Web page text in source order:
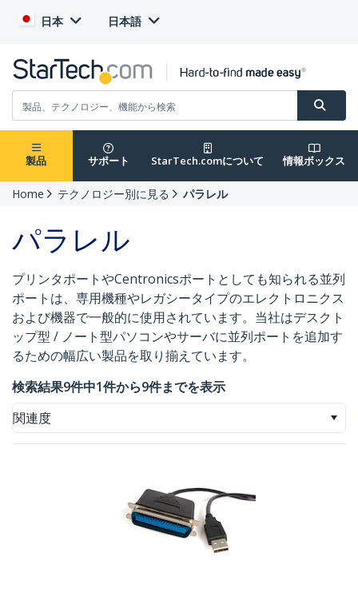
日本 日本語
製品 サポート StarTech.comについて 情報ボックス
Home テクノロジー別に見る パラレル
パラレル
プリンタポートやCentronicsポートとしても知られる並列
ポートは、専用機種やレガシータイプのエレクトロニクス
および機器で一般的に使用されています。当社はデスクト
ップ型 / ノート型パソコンやサーバに並列ポートを追加す
るための幅広い製品を取り揃えています。
検索結果9件中1件から9件までを表示
関連度